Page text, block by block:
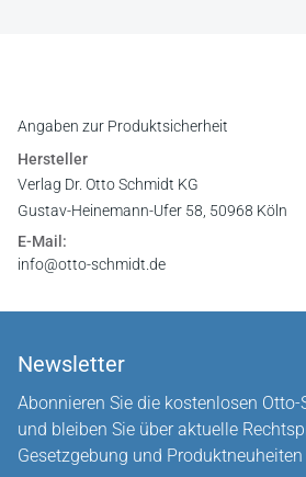
Angaben zur Produktsicherheit
Hersteller
Verlag Dr. Otto Schmidt KG
Gustav-Heinemann-Ufer 58, 50968 Köln
E-Mail:
info@otto-schmidt.de
Newsletter
Abonnieren Sie die kostenlosen
und bleiben Sie über aktuelle
Gesetzgebung und